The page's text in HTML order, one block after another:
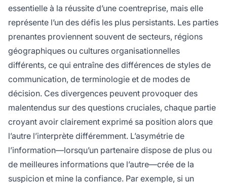
essentielle à la réussite d’une coentreprise, mais elle
représente l’un des défis les plus persistants. Les parties
prenantes proviennent souvent de secteurs, régions
géographiques ou cultures organisationnelles
différents, ce qui entraîne des différences de styles de
communication, de terminologie et de modes de
décision. Ces divergences peuvent provoquer des
malentendus sur des questions cruciales, chaque partie
croyant avoir clairement exprimé sa position alors que
l’autre l’interprète différemment. L’asymétrie de
l’information—lorsqu’un partenaire dispose de plus ou
de meilleures informations que l’autre—crée de la
suspicion et mine la confiance. Par exemple, si un